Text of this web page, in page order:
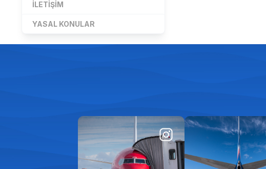
İLETIŞIM
YASAL KONULAR